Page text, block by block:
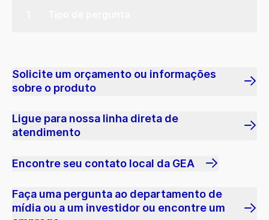
Solicite um orçamento ou informações
sobre o produto
Ligue para nossa linha direta de
atendimento
Encontre seu contato local da GEA
Faça uma pergunta ao departamento de
mídia ou a um investidor ou encontre um